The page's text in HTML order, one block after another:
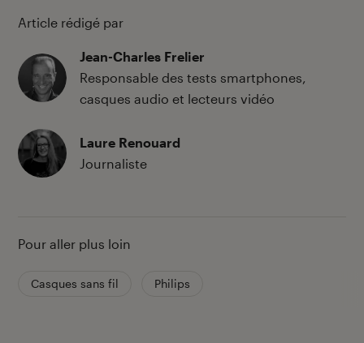
Article rédigé par
Jean-Charles Frelier
Responsable des tests smartphones,
casques audio et lecteurs vidéo
Laure Renouard
Journaliste
Pour aller plus loin
Casques sans fil Philips